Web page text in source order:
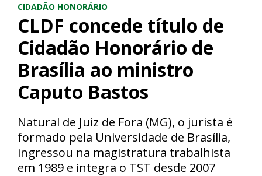
CIDADÃO HONORÁRIO
CLDF concede título de
Cidadão Honorário de
Brasília ao ministro
Caputo Bastos
Natural de Juiz de Fora (MG), o jurista é
formado pela Universidade de Brasília,
ingressou na magistratura trabalhista
em 1989 e integra o TST desde 2007